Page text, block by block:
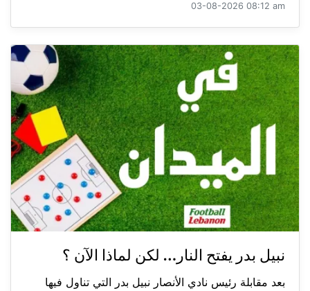
03-08-2026 08:12 am
نبيل بدر يفتح النار… لكن لماذا الآن ؟
بعد مقابلة رئيس نادي الأنصار نبيل بدر التي تناول فيها